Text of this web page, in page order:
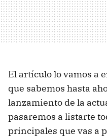
El artículo lo vamos a
que sabemos hasta
lanzamiento de la
pasaremos a listarte
principales que vas a